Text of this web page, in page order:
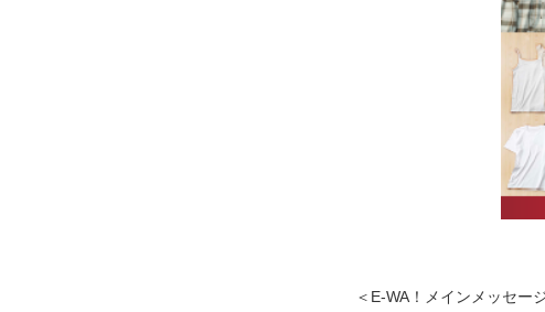
＜E-WA！メインメッセー